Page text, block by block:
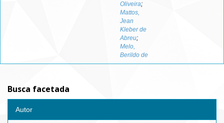
Oliveira;
Mattos,
Jean
Kleber de
Abreu;
Melo,
Berildo de
Busca facetada
Autor